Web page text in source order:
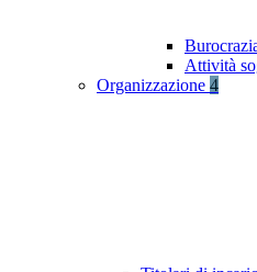
Attività
Organizzazione 4